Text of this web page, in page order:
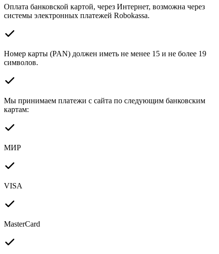
Оплата банковской картой, через Интернет, возможна через
системы электронных платежей Robokassa.
Номер карты (PAN) должен иметь не менее 15 и не более 19
символов.
Мы принимаем платежи с сайта по следующим банковским
картам:
МИР
VISA
MasterCard